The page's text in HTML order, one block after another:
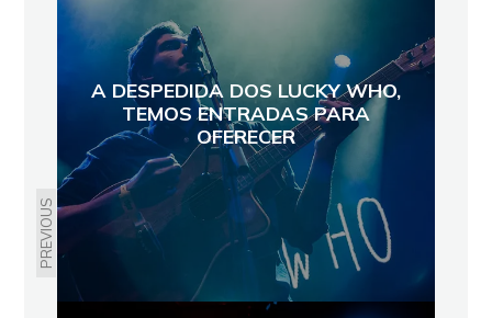
PREVIOUS
A DESPEDIDA DOS LUCKY WHO,
TEMOS ENTRADAS PARA
OFERECER